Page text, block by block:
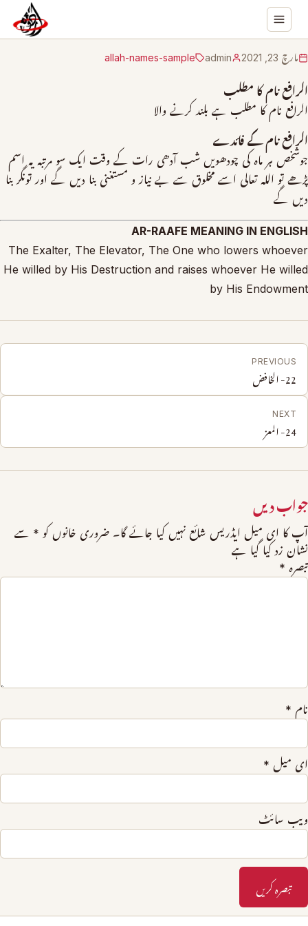
مارچ 23, 2021 admin
allah-names-sample
الرافع نام کا مطلب
الرافع نام کا مطلب ہے بلند کرنے والا
الرافع نام کے فائدے
جوشخص ہر ماہ کی چودھویں شب آدھی رات کے وقت ایک سو مرتبہ یہ اسم
پڑھے تو اللہ تعالی اسے مخلوق سے بے نیاز و مستغنی بنا دیں گے اور تونگر بنا
دیں گے
AR-RAAFE MEANING IN ENGLISH
The Exalter, The Elevator, The One who lowers whoever
He willed by His Destruction and raises whoever He willed
by His Endowment
PREVIOUS
22- الخافض
NEXT
24- المعز
جواب دیں
آپ کا ای میل ایڈریس شائع نہیں کیا جائے گا۔ ضروری خانوں کو * سے
نشان زد کیا گیا ہے
تبصرہ *
نام *
ای میل *
ویب‌ سائٹ